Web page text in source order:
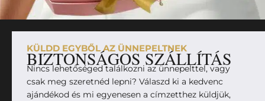
KÜLDD EGYBŐL AZ ÜNNEPELTNEK
BIZTONSÁGOS SZÁLLÍTÁS
Nincs lehetőséged találkozni az ünnepelttel, vagy
csak meg szeretnéd lepni? Válaszd ki a kedvenc
ajándékod és mi egyenesen a címzetthez küldjük,